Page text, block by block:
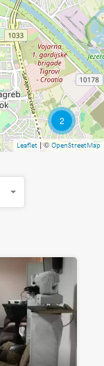
2
Leaflet| ©OpenStreetMap